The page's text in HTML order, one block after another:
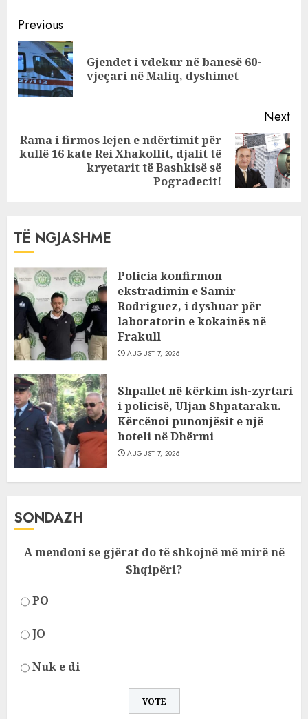
madhe prej
betoni në qendër
të Tiranës?
Continue
Reading
Previous
Gjendet i vdekur në banesë 60-
vjeçari në Maliq, dyshimet
Next
Next
Rama i firmos lejen e ndërtimit për
kullë 16 kate Rei Xhakollit, djalit të
kryetarit të Bashkisë së
Pogradecit!
TË NGJASHME
Policia konfirmon
ekstradimin e Samir
Rodriguez, i dyshuar për
laboratorin e kokainës në
Frakull
AUGUST 7, 2026
Shpallet në kërkim ish-zyrtari
i policisë, Uljan Shpataraku.
Kërcënoi punonjësit e një
hoteli në Dhërmi
AUGUST 7, 2026
SONDAZH
A mendoni se gjërat do të shkojnë më mirë në
Shqipëri?
PO
JO
Nuk e di